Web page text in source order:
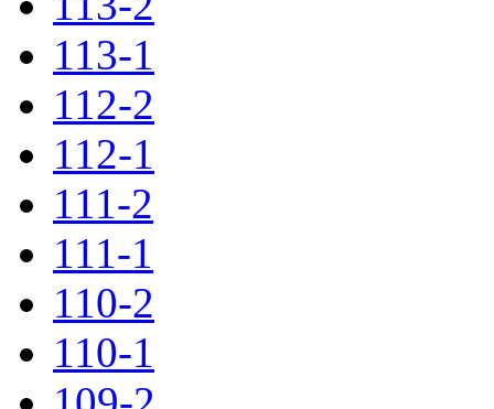
113-1
112-2
112-1
111-2
111-1
110-2
110-1